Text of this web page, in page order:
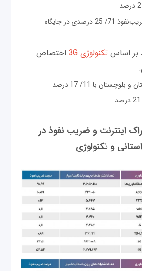
تهران با داشتن ضریب‌نفوذ 71/ 25 درصدی در جایگاه
بر اساستکنولوژی 3G
اختصاص
با 11/ 17 درصد
اینترنت و ضریب نفوذ در
و تکنولوژی